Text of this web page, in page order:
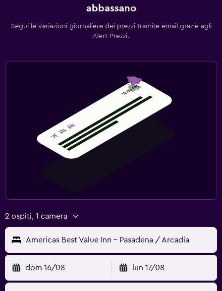
abbassano
Segui le variazioni giornaliere dei prezzi tramite email grazie agli
Alert Prezzi.
2 ospiti, 1 camera
Americas Best Value Inn - Pasadena / Arcadia
dom 16/08 lun 17/08